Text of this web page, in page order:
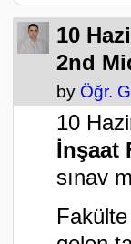
10
2nd
by Öğr.
10
İnşaat
sınav